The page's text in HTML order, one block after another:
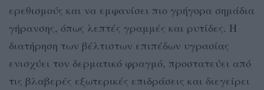
ερεθισμούς και να εμφανίσει πιο γρήγορα σημάδια
γήρανσης, όπως λεπτές γραμμές και ρυτίδες. Η
διατήρηση των βέλτιστων επιπέδων υγρασίας
ενισχύει τον δερματικό φραγμό, προστατεύει από
τις βλαβερές εξωτερικές επιδράσεις και διεγείρει